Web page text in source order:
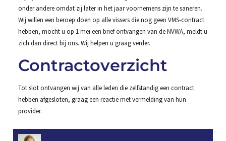
onder andere omdat zij later in het jaar voornemens zijn te saneren.
Wij willen een beroep doen op alle vissers die nog geen VMS-contract
hebben, mocht u op 1 mei een brief ontvangen van de NVWA, meldt u
zich dan direct bij ons. Wij helpen u graag verder.
Contractoverzicht
Tot slot ontvangen wij van alle leden die zelfstandig een contract
hebben afgesloten, graag een reactie met vermelding van hun
provider.